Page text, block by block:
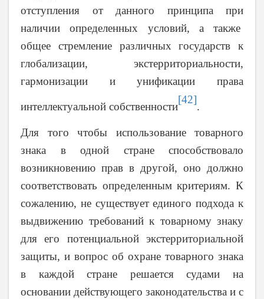
отступления от данного принципа при
наличии определенных условий, а также
общее стремление различных государств к
глобализации, экстерриториальности,
гармонизации и унификации права
интеллектуальной собственности
[42]
.
Для того чтобы использование товарного
знака в одной стране способствовало
возникновению прав в другой, оно должно
соответствовать определенным критериям. К
сожалению, не существует единого подхода к
выдвижению требований к товарному знаку
для его потенциальной экстерриториальной
защиты, и вопрос об охране товарного знака
в каждой стране решается судами на
основании действующего законодательства и с